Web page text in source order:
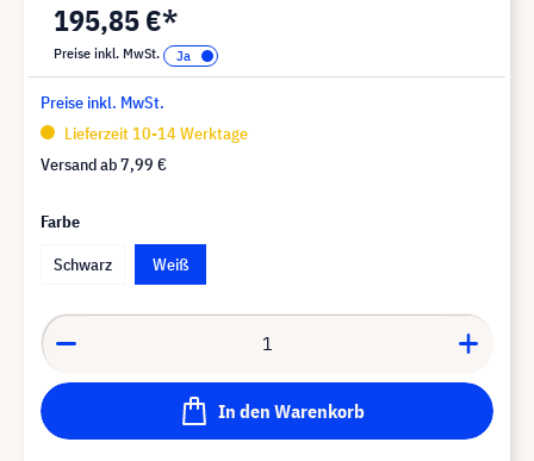
195,85 €*
Preise inkl. MwSt.
Preise inkl. MwSt.
Lieferzeit 10-14 Werktage
Versand ab7,99 €
Farbe
Schwarz
Weiß
In den Warenkorb